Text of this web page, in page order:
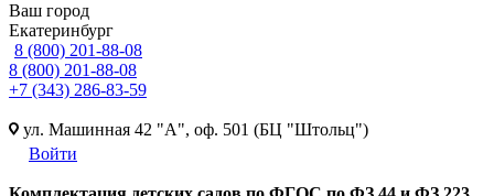
Ваш город
Екатеринбург
8 (800) 201-88-08
8 (800) 201-88-08
+7 (343) 286-83-59
ул. Машинная 42 "А", оф. 501 (БЦ "Штольц")
Войти